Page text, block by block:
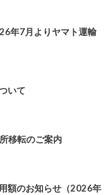
年7月よりヤマト運輸
いて
移転のご案内
額のお知らせ（2026年